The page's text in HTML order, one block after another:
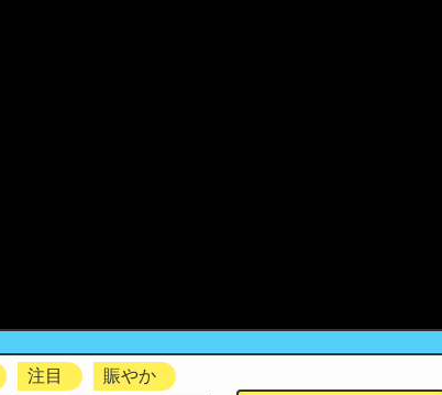
注目 賑やか